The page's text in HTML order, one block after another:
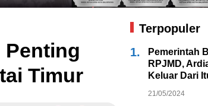
Penting
Timur
Terpopuler
1.
Pemerintah
RPJMD,
Keluar Dari
21/05/2024